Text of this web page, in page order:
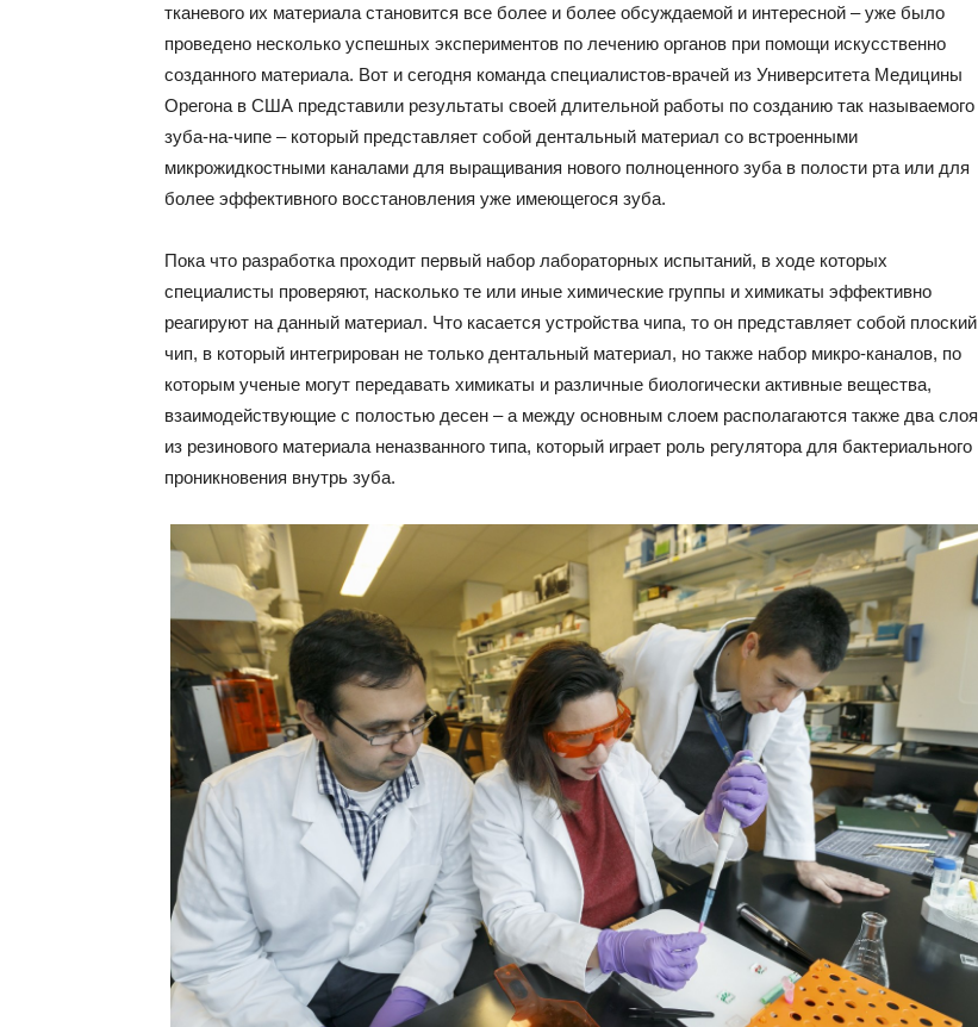
тканевого их материала становится все более и более обсуждаемой и интересной – уже было
проведено несколько успешных экспериментов по лечению органов при помощи искусственно
созданного материала. Вот и сегодня команда специалистов-врачей из Университета Медицины
Орегона в США представили результаты своей длительной работы по созданию так называемого
зуба-на-чипе – который представляет собой дентальный материал со встроенными
микрожидкостными каналами для выращивания нового полноценного зуба в полости рта или для
более эффективного восстановления уже имеющегося зуба.
Пока что разработка проходит первый набор лабораторных испытаний, в ходе которых
специалисты проверяют, насколько те или иные химические группы и химикаты эффективно
реагируют на данный материал. Что касается устройства чипа, то он представляет собой плоский
чип, в который интегрирован не только дентальный материал, но также набор микро-каналов, по
которым ученые могут передавать химикаты и различные биологически активные вещества,
взаимодействующие с полостью десен – а между основным слоем располагаются также два слоя
из резинового материала неназванного типа, который играет роль регулятора для бактериального
проникновения внутрь зуба.